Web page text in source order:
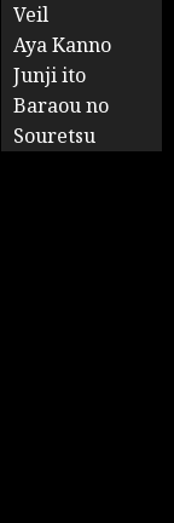
Veil
Aya Kanno
Junji ito
Baraou no
Souretsu